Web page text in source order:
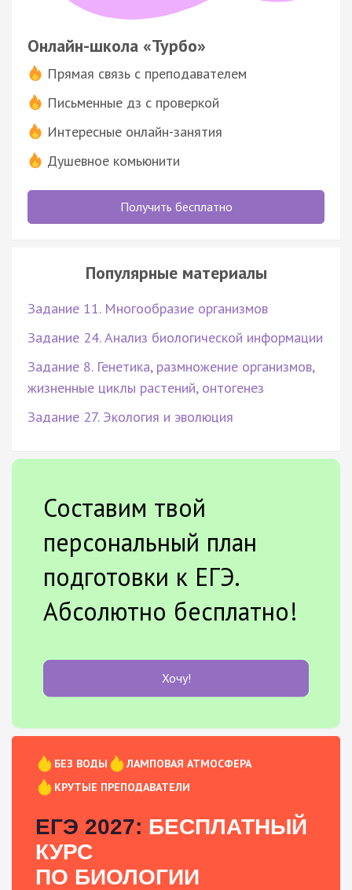
Онлайн-школа «Турбо»
Прямая связь с преподавателем
Письменные дз с проверкой
Интересные онлайн-занятия
Душевное комьюнити
Получить бесплатно
Популярные материалы
Задание 11. Многообразие организмов
Задание 24. Анализ биологической информации
Задание 8. Генетика, размножение организмов,
жизненные циклы растений, онтогенез
Задание 27. Экология и эволюция
Составим твой
персональный план
подготовки к ЕГЭ.
Абсолютно бесплатно!
Хочу!
БЕЗ ВОДЫ
ЛАМПОВАЯ АТМОСФЕРА
КРУТЫЕ ПРЕПОДАВАТЕЛИ
ЕГЭ 2027: БЕСПЛАТНЫЙ
КУРС
ПО БИОЛОГИИ